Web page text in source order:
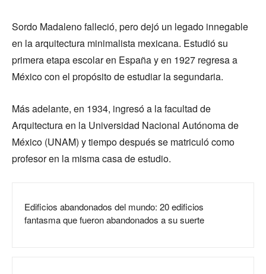
Sordo Madaleno falleció, pero dejó un legado innegable
en la arquitectura minimalista mexicana. Estudió su
primera etapa escolar en España y en 1927 regresa a
México con el propósito de estudiar la segundaria.
Más adelante, en 1934, ingresó a la facultad de
Arquitectura en la Universidad Nacional Autónoma de
México (UNAM) y tiempo después se matriculó como
profesor en la misma casa de estudio.
Edificios abandonados del mundo: 20 edificios
fantasma que fueron abandonados a su suerte